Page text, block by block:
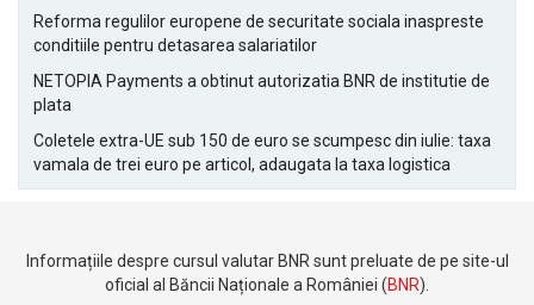
Reforma regulilor europene de securitate sociala inaspreste
conditiile pentru detasarea salariatilor
NETOPIA Payments a obtinut autorizatia BNR de institutie de
plata
Coletele extra-UE sub 150 de euro se scumpesc din iulie: taxa
vamala de trei euro pe articol, adaugata la taxa logistica
Informațiile despre cursul valutar BNR sunt preluate de pe site-ul
oficial al Băncii Naționale a României (BNR).